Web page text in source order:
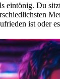
eintönig. Du
ist oder